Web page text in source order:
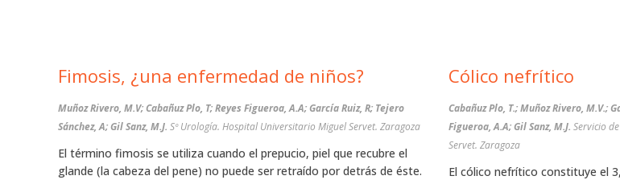
Fimosis, ¿una enfermedad de niños?
Muñoz Rivero, M.V; Cabañuz Plo, T; Reyes Figueroa, A.A; García Ruiz, R; Tejero
Sánchez, A; Gil Sanz, M.J. Sº Urología. Hospital Universitario Miguel Servet. Zaragoza
El término fimosis se utiliza cuando el prepucio, piel que recubre el
glande (la cabeza del pene) no puede ser retraído por detrás de éste.
Cólico nefrítico
Cabañuz Plo, T.; Muñoz Rivero, M.V.;
Figueroa, A.A; Gil Sanz, M.J. Servicio
Servet. Zaragoza
El cólico nefrítico constituye el